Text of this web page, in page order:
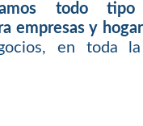
todo
empresas y
en toda